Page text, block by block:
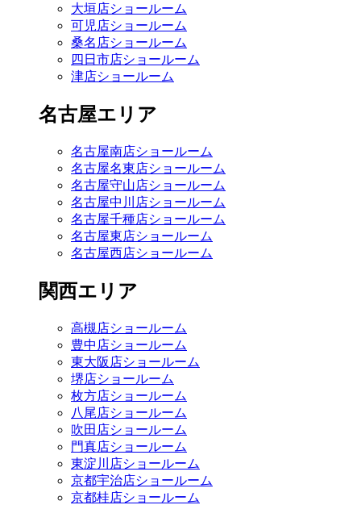
大垣店ショールーム
可児店ショールーム
桑名店ショールーム
四日市店ショールーム
津店ショールーム
名古屋エリア
名古屋南店ショールーム
名古屋名東店ショールーム
名古屋守山店ショールーム
名古屋中川店ショールーム
名古屋千種店ショールーム
名古屋東店ショールーム
名古屋西店ショールーム
関西エリア
高槻店ショールーム
豊中店ショールーム
東大阪店ショールーム
堺店ショールーム
枚方店ショールーム
八尾店ショールーム
吹田店ショールーム
門真店ショールーム
東淀川店ショールーム
京都宇治店ショールーム
京都桂店ショールーム